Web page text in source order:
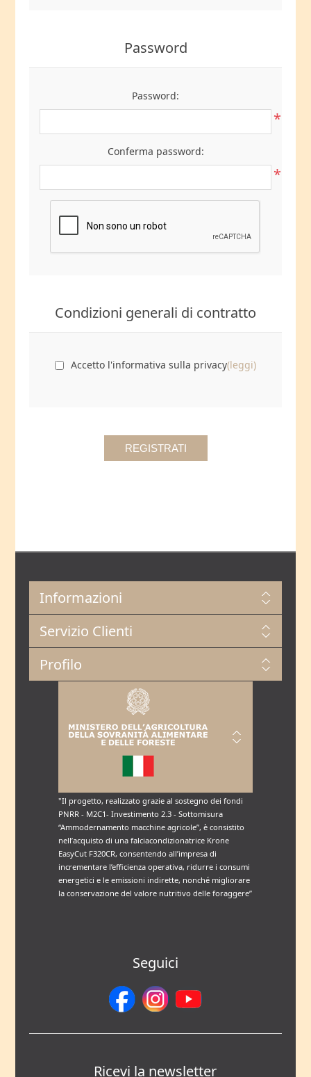
Password
Password:
*
Conferma password:
*
Condizioni generali di contratto
Accetto l'informativa sulla privacy(leggi)
Informazioni
Servizio Clienti
Profilo
"Il progetto, realizzato grazie al sostegno dei fondi
PNRR - M2C1- Investimento 2.3 - Sottomisura
“Ammodernamento macchine agricole”, è consistito
nell’acquisto di una falciacondizionatrice Krone
EasyCut F320CR, consentendo all’impresa di
incrementare l’efficienza operativa, ridurre i consumi
energetici e le emissioni indirette, nonché migliorare
la conservazione del valore nutritivo delle foraggere”
Seguici
Ricevi la newsletter